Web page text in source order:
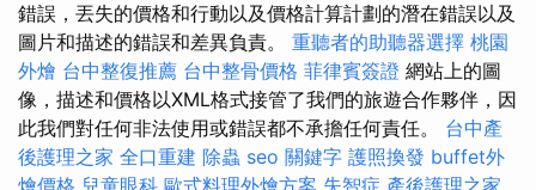
錯誤，丟失的價格和行動以及價格計算計劃的潛在錯誤以及
圖片和描述的錯誤和差異負責。 重聽者的助聽器選擇 桃園
外燴 台中整復推薦 台中整骨價格 菲律賓簽證 網站上的圖
像，描述和價格以XML格式接管了我們的旅遊合作夥伴，因
此我們對任何非法使用或錯誤都不承擔任何責任。 台中產
後護理之家 全口重建 除蟲 seo 關鍵字 護照換發 buffet外
燴價格 兒童眼科 歐式料理外燴方案 失智症 產後護理之家